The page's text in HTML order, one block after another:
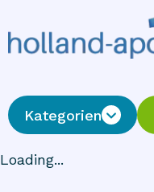
Kategorien
Loading...